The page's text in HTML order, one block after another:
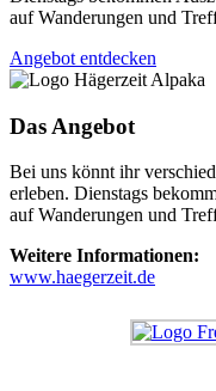
auf Wanderungen und
Angebot entdecken
Das Angebot
Bei uns könnt ihr
erleben. Dienstags
auf Wanderungen und
Weitere Informationen:
www.haegerzeit.de